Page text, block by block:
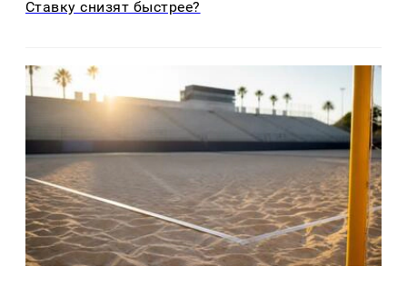
Ставку снизят быстрее?